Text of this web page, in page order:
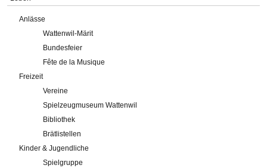
Anlässe
Wattenwil-Märit
Bundesfeier
Fête de la Musique
Freizeit
Vereine
Spielzeugmuseum Wattenwil
Bibliothek
Brätlistellen
Kinder & Jugendliche
Spielgruppe